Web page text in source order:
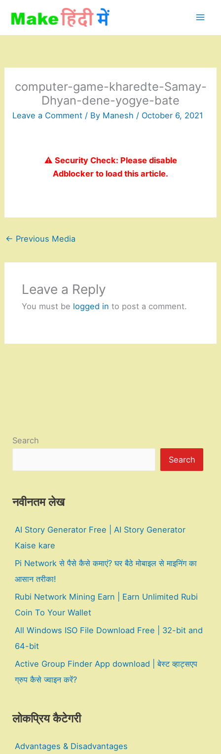
content
computer-game-kharedte-Samay-
Dhyan-dene-yogye-bate
Leave a Comment / By Manesh / October 6, 2021
⚠️ Security Check: Please disable
Adblocker to load this article.
← Previous Media
Leave a Reply
You must be logged in to post a comment.
Search
Search
नवीनतम लेख
AI Story Generator Free | AI Story Generator
Kaise kare
Pi Network से पैसे कैसे कमाएं? घर बैठे मोबाइल से माइनिंग का
आसान तरीका!
Rubi Network Mining Earn | Earn Unlimited Rubi
Coin To Your Wallet
All Windows ISO File Download Free | 32-bit and
64-bit
Active Group Finder App download | बेस्ट व्हाट्सएप
ग्रुप कैसे ज्वाइन करें?
लोकप्रिय कैटेगरी
Advantages & Disadvantages